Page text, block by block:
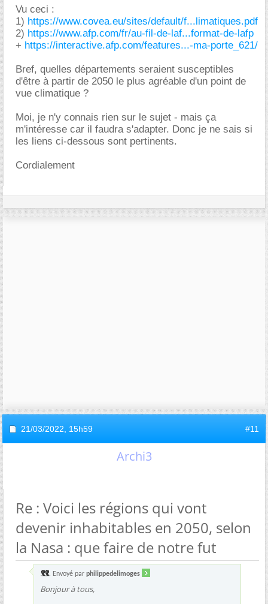
Vu ceci :
1) https://www.covea.eu/sites/default/f...limatiques.pdf
2) https://www.afp.com/fr/au-fil-de-laf...format-de-lafp
+ https://interactive.afp.com/features...-ma-porte_621/
Bref, quelles départements seraient susceptibles
d'être à partir de 2050 le plus agréable d'un point de
vue climatique ?
Moi, je n'y connais rien sur le sujet - mais ça
m'intéresse car il faudra s'adapter. Donc je ne sais si
les liens ci-dessous sont pertinents.
Cordialement
21/03/2022, 15h59 #11
Archi3
Re : Voici les régions qui vont
devenir inhabitables en 2050, selon
la Nasa : que faire de notre fut
Envoyé par philippedelimoges
Bonjour à tous,